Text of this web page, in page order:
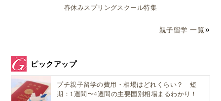
Hairy Maclary公式サイトでは無料の試し読み
春休みスプリングスクール特集
親子留学 一覧
ピックアップ
プチ親子留学の費用・相場はどれくらい？ 短
期：1週間〜4週間の主要国別相場まるわかり！